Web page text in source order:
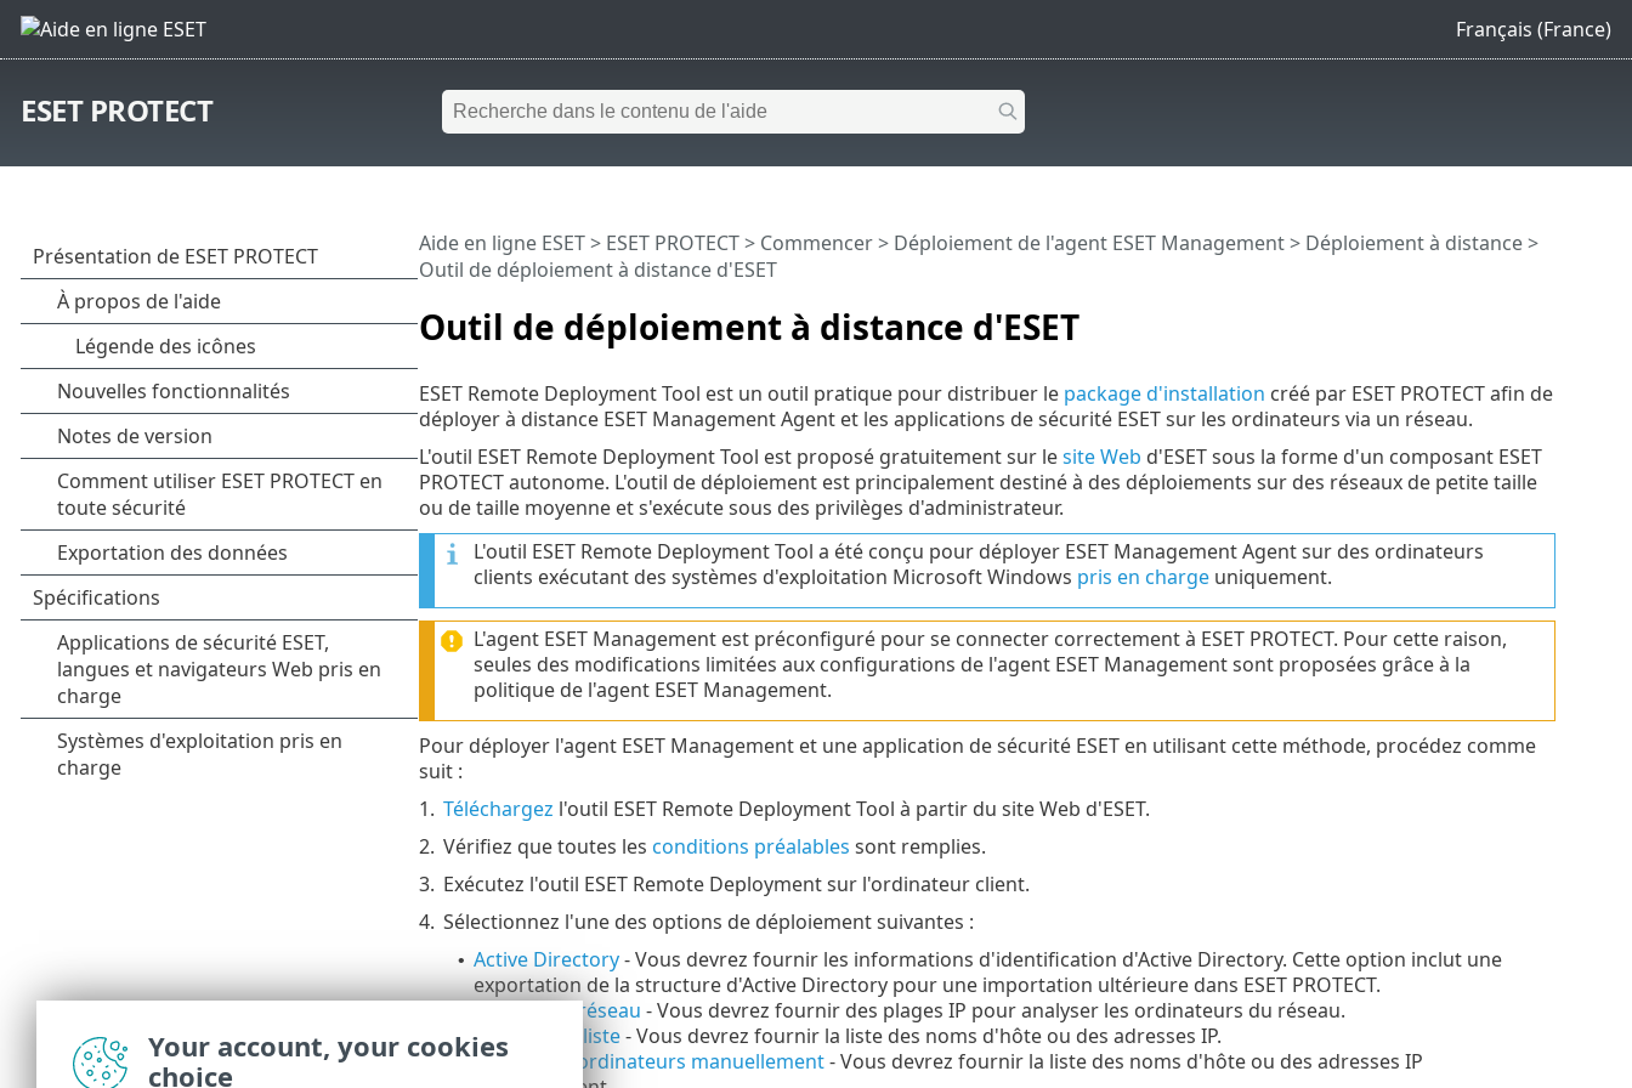
Français (France)
ESET PROTECT
Outil de déploiement à distance d'ESET
Aide en ligne ESET> ESET PROTECT> Commencer> Déploiement de l'agent ESET Management> Déploiement à distance>
Outil de déploiement à distance d'ESET
ESET Remote Deployment Tool est un outil pratique pour distribuer le package d'installation créé par ESET PROTECT afin de
déployer à distance ESET Management Agent et les applications de sécurité ESET sur les ordinateurs via un réseau.
L'outil ESET Remote Deployment Tool est proposé gratuitement sur lesite Web d'ESET sous la forme d'un composant ESET
PROTECT autonome. L'outil de déploiement est principalement destiné à des déploiements sur des réseaux de petite taille
ou de taille moyenne et s'exécute sous des privilèges d'administrateur.
L'outil ESET Remote Deployment Tool a été conçu pour déployer ESET Management Agent sur des ordinateurs
clients exécutant des systèmes d'exploitation Microsoft Windows pris en chargeuniquement.
L'agent ESET Management est préconfiguré pour se connecter correctement à ESET PROTECT. Pour cette raison,
seules des modifications limitées aux configurations de l'agent ESET Management sont proposées grâce à la
politique de l'agent ESET Management.
Pour déployer l'agent ESET Management et une application de sécurité ESET en utilisant cette méthode, procédez comme
suit :
1. Téléchargez l'outil ESET Remote Deployment Tool à partir du site Web d'ESET.
2. Vérifiez que toutes les conditions préalables sont remplies.
3. Exécutez l'outil ESET Remote Deployment sur l'ordinateur client.
4. Sélectionnez l'une des options de déploiement suivantes :
• Active Directory- Vous devrez fournir les informations d'identification d'Active Directory. Cette option inclut une
exportation de la structure d'Active Directory pour une importation ultérieure dans ESET PROTECT.
Analyser le réseau - Vous devrez fournir des plages IP pour analyser les ordinateurs du réseau.
• Importer la liste- Vous devrez fournir la liste des noms d'hôte ou des adresses IP.
• Ajouter les ordinateurs manuellement- Vous devrez fournir la liste des noms d'hôte ou des adresses IP
Your account, your cookies
choice